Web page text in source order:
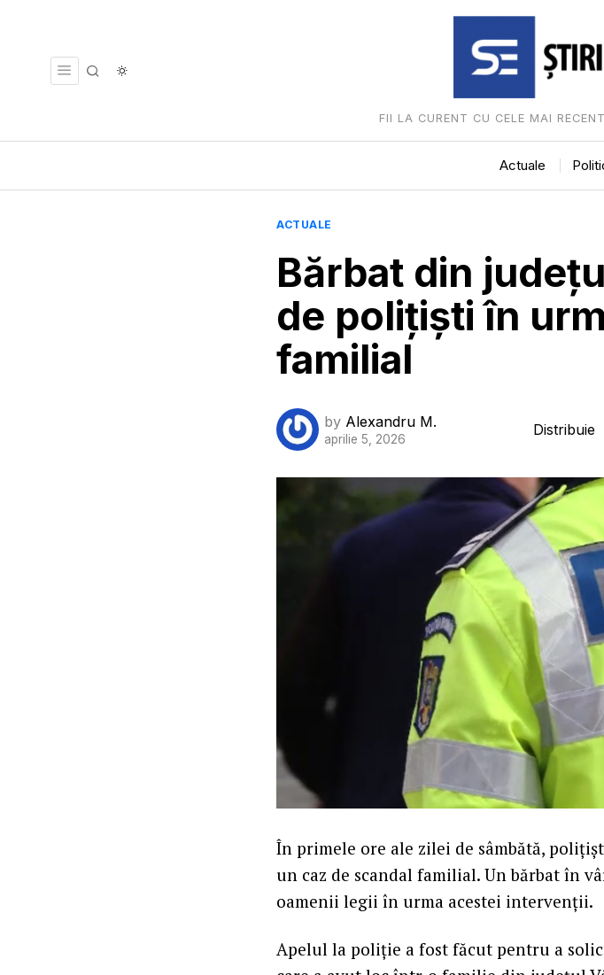
FII LA CURENT CU CELE MAI
Actuale
ACTUALE
Bărbat din
de polițiști în
familial
by Alexandru M.
aprilie 5, 2026
Distribuie
În primele ore ale zilei de sâmbătă,
un caz de scandal familial. Un bărbat în
oamenii legii în urma acestei intervenții.
Apelul la poliție a fost făcut pentru a